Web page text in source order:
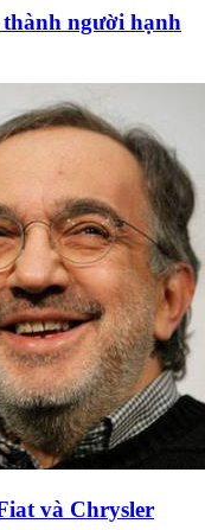
người hạnh
và Chrysler